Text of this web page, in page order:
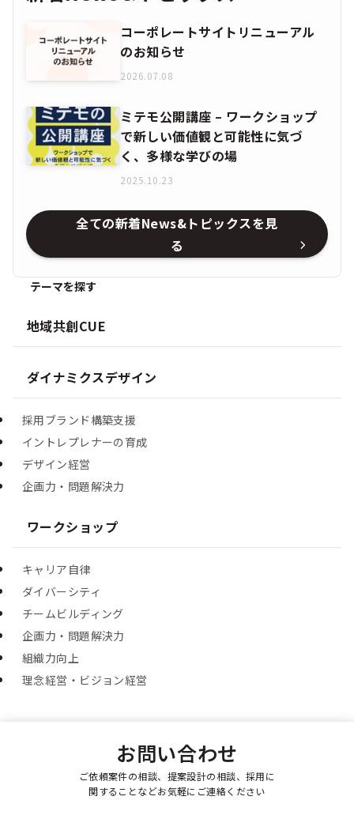
テーマを探す
地域共創CUE
ダイナミクスデザイン
採用ブランド構築支援
イントレプレナーの育成
デザイン経営​
企画力・問題解決力
ワークショップ
キャリア自律
ダイバーシティ
チームビルディング
企画力・問題解決力
組織力向上
理念経営・ビジョン経営
コーポレートサイトリニューアル
のお知らせ
2026.07.08
ミテモ公開講座 – ワークショップ
で新しい価値観と可能性に気づ
く、多様な学びの場
2025.10.23
全ての新着News&トピックスを見
る
お問い合わせ
ご依頼案件の相談、提案設計の相談、採用に
関することなどお気軽にご連絡ください